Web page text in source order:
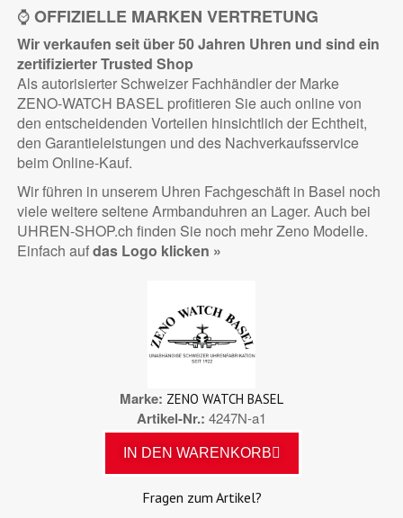
⌚OFFIZIELLE MARKEN VERTRETUNG
Wir verkaufen seit über 50 Jahren Uhren und sind ein
zertifizierterTrusted Shop
Als autorisierter Schweizer Fachhändler der Marke
ZENO-WATCH BASEL profitieren Sie auch online von
den entscheidenden Vorteilen hinsichtlich der Echtheit,
den Garantieleistungen und des Nachverkaufsservice
beim Online-Kauf.
Wir führen in unserem Uhren Fachgeschäft in Basel noch
viele weitere seltene Armbanduhren an Lager. Auch bei
UHREN-SHOP.ch finden Sie noch mehr Zeno Modelle.
Einfach aufdas Logo klicken »
Marke ZENO WATCH BASEL
Artikel-Nr. 4247N-a1
IN DEN WARENKORB
Fragen zum Artikel?